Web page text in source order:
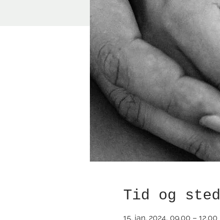
Tid og sted
15. jan. 2024, 09.00 – 12.00